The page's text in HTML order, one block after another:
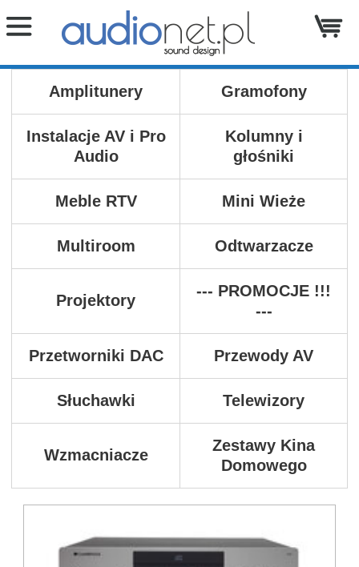
Amplitunery Gramofony
Instalacje AV i Pro
Audio
Kolumny i
głośniki
Meble RTV Mini Wieże
Multiroom Odtwarzacze
Projektory
--- PROMOCJE !!!
---
Przetworniki DAC Przewody AV
Słuchawki Telewizory
Wzmacniacze
Zestawy Kina
Domowego